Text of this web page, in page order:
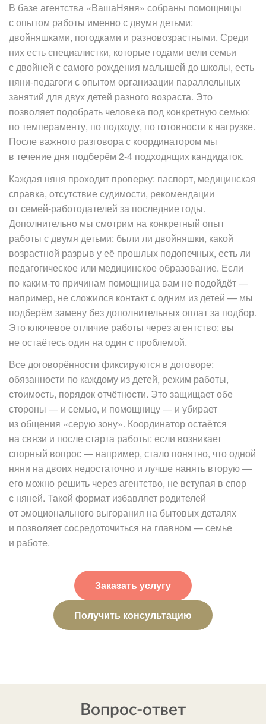
В базе агентства «ВашаНяня» собраны помощницы
с опытом работы именно с двумя детьми:
двойняшками, погодками и разновозрастными. Среди
них есть специалистки, которые годами вели семьи
с двойней с самого рождения малышей до школы, есть
няни-педагоги с опытом организации параллельных
занятий для двух детей разного возраста. Это
позволяет подобрать человека под конкретную семью:
по темпераменту, по подходу, по готовности к нагрузке.
После важного разговора с координатором мы
в течение дня подберём 2-4 подходящих кандидаток.
Каждая няня проходит проверку: паспорт, медицинская
справка, отсутствие судимости, рекомендации
от семей-работодателей за последние годы.
Дополнительно мы смотрим на конкретный опыт
работы с двумя детьми: были ли двойняшки, какой
возрастной разрыв у её прошлых подопечных, есть ли
педагогическое или медицинское образование. Если
по каким-то причинам помощница вам не подойдёт —
например, не сложился контакт с одним из детей — мы
подберём замену без дополнительных оплат за подбор.
Это ключевое отличие работы через агентство: вы
не остаётесь один на один с проблемой.
Все договорённости фиксируются в договоре:
обязанности по каждому из детей, режим работы,
стоимость, порядок отчётности. Это защищает обе
стороны — и семью, и помощницу — и убирает
из общения «серую зону». Координатор остаётся
на связи и после старта работы: если возникает
спорный вопрос — например, стало понятно, что одной
няни на двоих недостаточно и лучше нанять вторую —
его можно решить через агентство, не вступая в спор
с няней. Такой формат избавляет родителей
от эмоционального выгорания на бытовых деталях
и позволяет сосредоточиться на главном — семье
и работе.
Заказать услугу
Получить консультацию
Вопрос-ответ